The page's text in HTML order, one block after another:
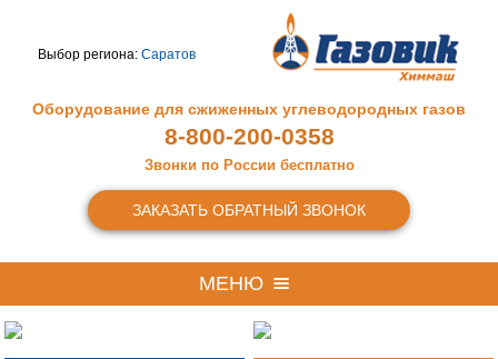
Выбор региона: Саратов
Оборудование для сжиженных углеводородных газов
8-800-200-0358
Звонки по России бесплатно
ЗАКАЗАТЬ ОБРАТНЫЙ ЗВОНОК
МЕНЮ